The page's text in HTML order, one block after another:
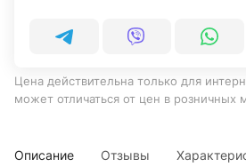
Цена действительна только для
может отличаться от цен в розничных
Описание Отзывы